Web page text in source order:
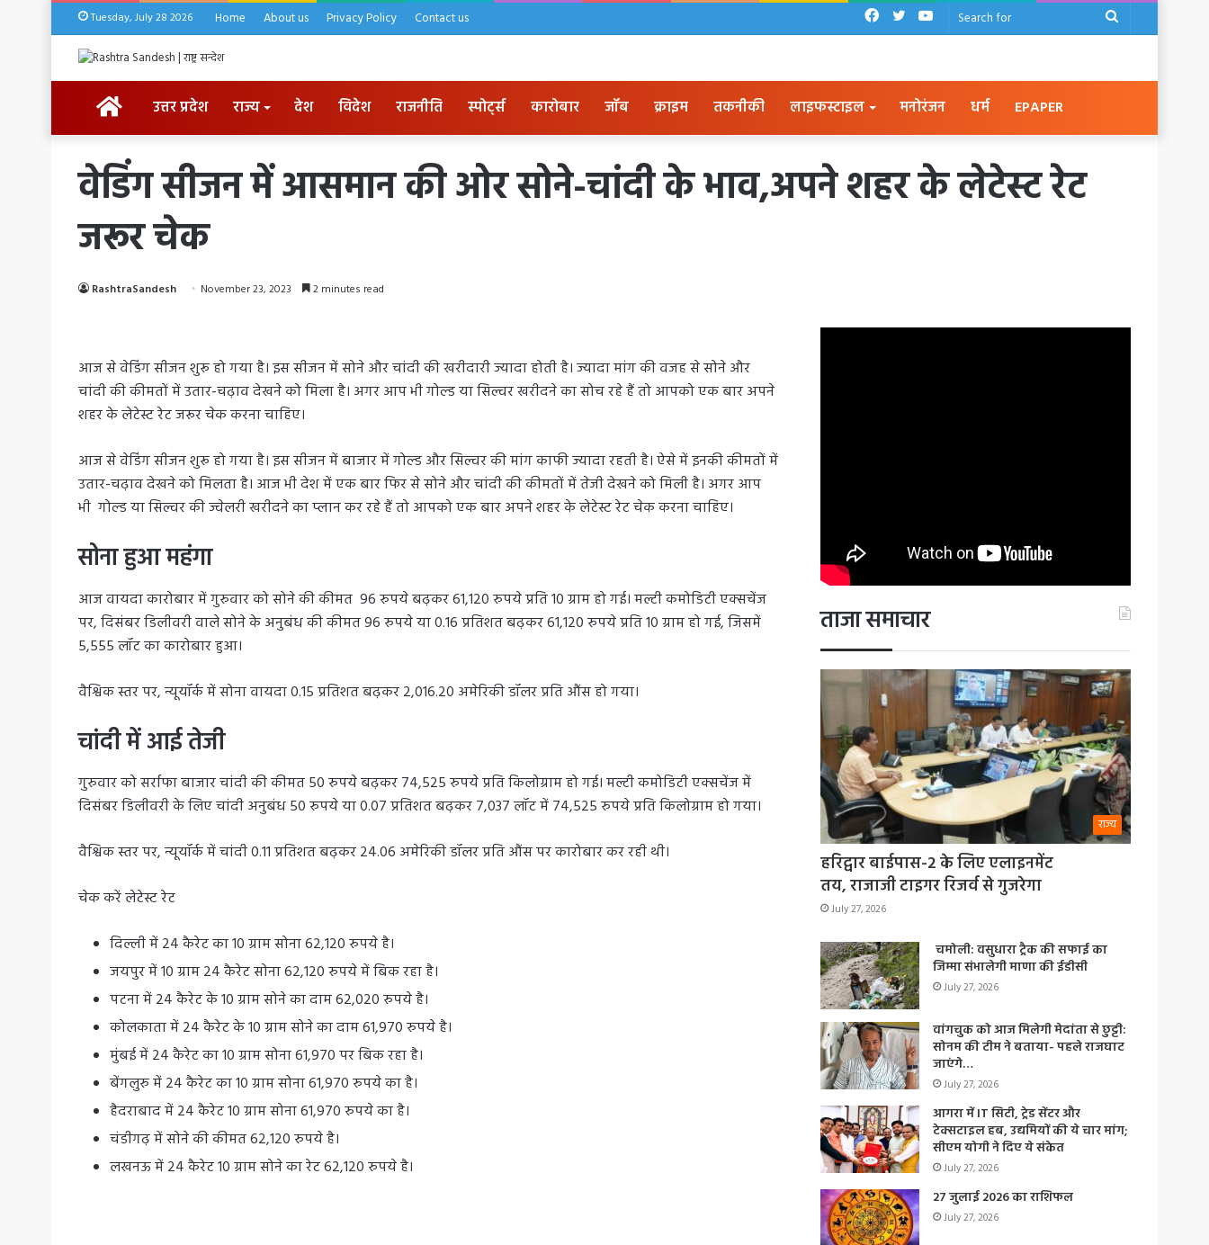
Tuesday, July 28 2026 Home About us Privacy Policy Contact us
Search
YouTube
Twitter
Facebook
HOMEउत्तर प्रदेश राज्य देश विदेश राजनीति स्पोर्ट्स कारोबार जॉब क्राइम तकनीकी लाइफस्टाइल मनोरंजन धर्म EPAPER
वेडिंग सीजन में आसमान की ओर सोने-चांदी के भाव,अपने शहर के लेटेस्ट रेट
जरूर चेक
RashtraSandesh November 23, 2023 2 minutes read
आज से वेडिंग सीजन शुरू हो गया है। इस सीजन में सोने और चांदी की खरीदारी ज्यादा होती है। ज्यादा मांग की वजह से सोने और
चांदी की कीमतों में उतार-चढ़ाव देखने को मिला है। अगर आप भी गोल्ड या सिल्वर खरीदने का सोच रहे हैं तो आपको एक बार अपने
शहर के लेटेस्ट रेट जरूर चेक करना चाहिए।
आज से वेडिंग सीजन शुरू हो गया है। इस सीजन में बाजार में गोल्ड और सिल्वर की मांग काफी ज्यादा रहती है। ऐसे में इनकी कीमतों में
उतार-चढ़ाव देखने को मिलता है। आज भी देश में एक बार फिर से सोने और चांदी की कीमतों में तेजी देखने को मिली है। अगर आप
भी गोल्ड या सिल्वर की ज्वेलरी खरीदने का प्लान कर रहे हैं तो आपको एक बार अपने शहर के लेटेस्ट रेट चेक करना चाहिए।
सोना हुआ महंगा
आज वायदा कारोबार में गुरुवार को सोने की कीमत 96 रुपये बढ़कर 61,120 रुपये प्रति 10 ग्राम हो गई। मल्टी कमोडिटी एक्सचेंज
पर, दिसंबर डिलीवरी वाले सोने के अनुबंध की कीमत 96 रुपये या 0.16 प्रतिशत बढ़कर 61,120 रुपये प्रति 10 ग्राम हो गई, जिसमें
5,555 लॉट का कारोबार हुआ।
वैश्विक स्तर पर, न्यूयॉर्क में सोना वायदा 0.15 प्रतिशत बढ़कर 2,016.20 अमेरिकी डॉलर प्रति औंस हो गया।
चांदी में आई तेजी
गुरुवार को सर्राफा बाजार चांदी की कीमत 50 रुपये बढ़कर 74,525 रुपये प्रति किलोग्राम हो गई। मल्टी कमोडिटी एक्सचेंज में
दिसंबर डिलीवरी के लिए चांदी अनुबंध 50 रुपये या 0.07 प्रतिशत बढ़कर 7,037 लॉट में 74,525 रुपये प्रति किलोग्राम हो गया।
वैश्विक स्तर पर, न्यूयॉर्क में चांदी 0.11 प्रतिशत बढ़कर 24.06 अमेरिकी डॉलर प्रति औंस पर कारोबार कर रही थी।
चेक करें लेटेस्ट रेट
दिल्ली में 24 कैरेट का 10 ग्राम सोना 62,120 रुपये है।
जयपुर में 10 ग्राम 24 कैरेट सोना 62,120 रुपये में बिक रहा है।
पटना में 24 कैरेट के 10 ग्राम सोने का दाम 62,020 रुपये है।
कोलकाता में 24 कैरेट के 10 ग्राम सोने का दाम 61,970 रुपये है।
मुंबई में 24 कैरेट का 10 ग्राम सोना 61,970 पर बिक रहा है।
बेंगलुरु में 24 कैरेट का 10 ग्राम सोना 61,970 रुपये का है।
हैदराबाद में 24 कैरेट 10 ग्राम सोना 61,970 रुपये का है।
चंडीगढ़ में सोने की कीमत 62,120 रुपये है।
लखनऊ में 24 कैरेट 10 ग्राम सोने का रेट 62,120 रुपये है।
ताजा समाचार
राज्य
हरिद्वार बाईपास-2 के लिए एलाइनमेंट
तय, राजाजी टाइगर रिजर्व से गुजरेगा
July 27, 2026
चमोली: वसुधारा ट्रैक की सफाई का
जिम्मा संभालेगी माणा की ईडीसी
July 27, 2026
वांगचुक को आज मिलेगी मेदांता से छुट्टी:
सोनम की टीम ने बताया- पहले राजघाट
जाएंगे…
July 27, 2026
आगरा में IT सिटी, ट्रेड सेंटर और
टेक्सटाइल हब, उद्यमियों की ये चार मांग;
सीएम योगी ने दिए ये संकेत
July 27, 2026
27 जुलाई 2026 का राशिफल
July 27, 2026